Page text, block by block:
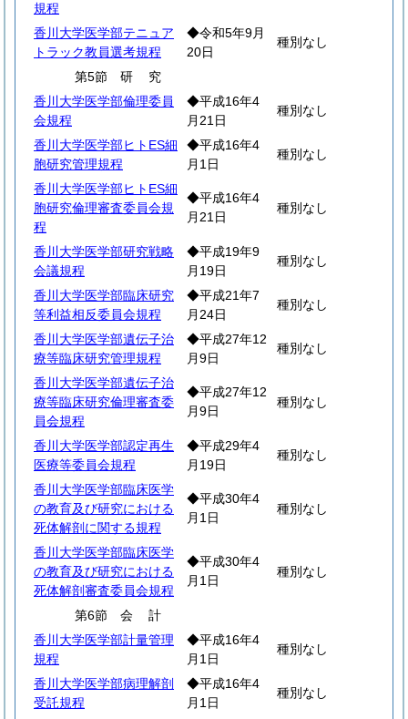
規程
香川大学医学部テニュア
トラック教員選考規程
◆令和5年9月
20日
種別なし
第5節 研 究
香川大学医学部倫理委員
会規程
◆平成16年4
月21日
種別なし
香川大学医学部ヒトES細
胞研究管理規程
◆平成16年4
月1日
種別なし
香川大学医学部ヒトES細
胞研究倫理審査委員会規
程
◆平成16年4
月21日
種別なし
香川大学医学部研究戦略
会議規程
◆平成19年9
月19日
種別なし
香川大学医学部臨床研究
等利益相反委員会規程
◆平成21年7
月24日
種別なし
香川大学医学部遺伝子治
療等臨床研究管理規程
◆平成27年12
月9日
種別なし
香川大学医学部遺伝子治
療等臨床研究倫理審査委
員会規程
◆平成27年12
月9日
種別なし
香川大学医学部認定再生
医療等委員会規程
◆平成29年4
月19日
種別なし
香川大学医学部臨床医学
の教育及び研究における
死体解剖に関する規程
◆平成30年4
月1日
種別なし
香川大学医学部臨床医学
の教育及び研究における
死体解剖審査委員会規程
◆平成30年4
月1日
種別なし
第6節 会計
香川大学医学部計量管理
規程
◆平成16年4
月1日
種別なし
香川大学医学部病理解剖
受託規程
◆平成16年4
月1日
種別なし